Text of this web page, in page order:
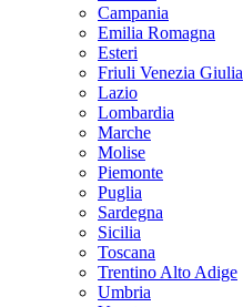
Campania
Emilia Romagna
Esteri
Friuli Venezia Giulia
Lazio
Lombardia
Marche
Molise
Piemonte
Puglia
Sardegna
Sicilia
Toscana
Trentino Alto Adige
Umbria